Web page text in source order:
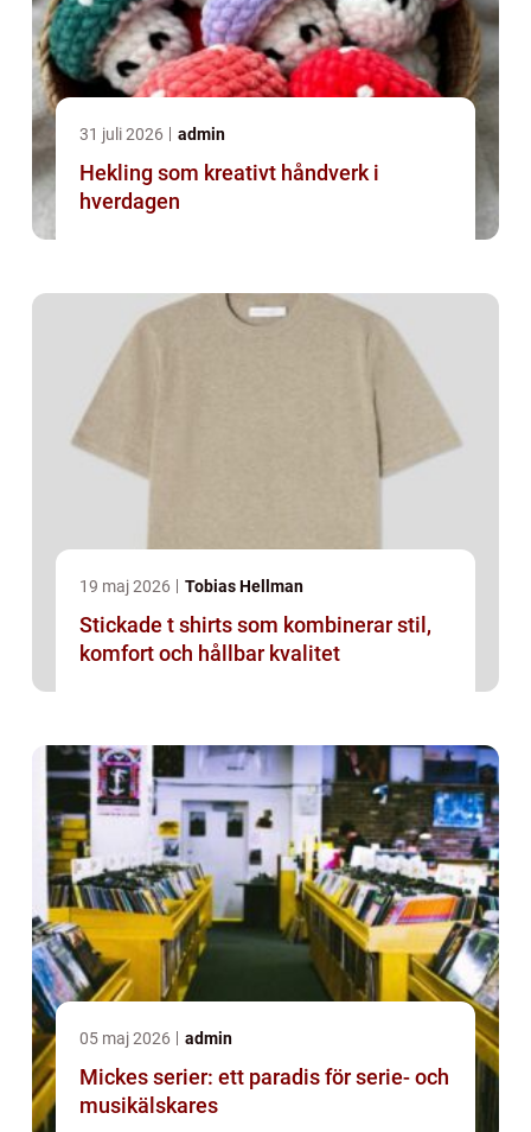
31 juli 2026 admin
Hekling som kreativt håndverk i
hverdagen
19 maj 2026 Tobias Hellman
Stickade t shirts som kombinerar stil,
komfort och hållbar kvalitet
05 maj 2026 admin
Mickes serier: ett paradis för serie- och
musikälskares